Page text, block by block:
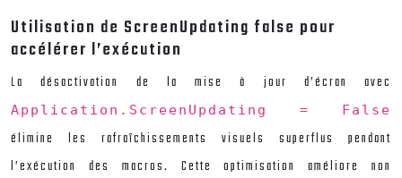
Utilisation de ScreenUpdating false pour
accélérer l’exécution
La désactivation de la mise à jour d’écran avec
Application.ScreenUpdating = False
élimine les rafraîchissements visuels superflus pendant
l’exécution des macros. Cette optimisation améliore non